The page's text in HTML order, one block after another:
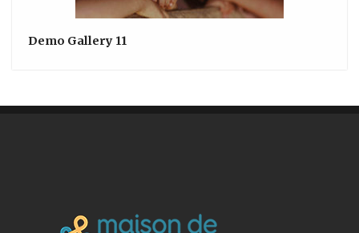
Demo Gallery 11